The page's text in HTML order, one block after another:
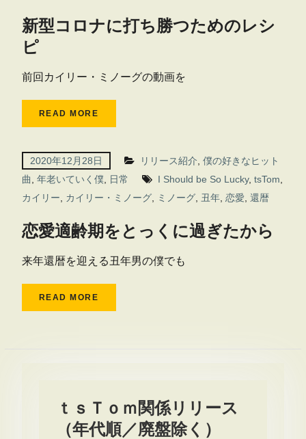
新型コロナに打ち勝つためのレシ
ピ
前回カイリー・ミノーグの動画を
READ MORE
2020年12月28日 リリース紹介 僕の好きなヒット
曲
年老いていく僕, 日常 I Should be So Lucky, tsTom
カイリー
カイリー・ミノーグ, ミノーグ, 丑年, 恋愛 還暦
恋愛適齢期をとっくに過ぎたから
来年還暦を迎える丑年男の僕でも
READ MORE
ｔｓＴｏｍ関係リリース
（年代順／廃盤除く）